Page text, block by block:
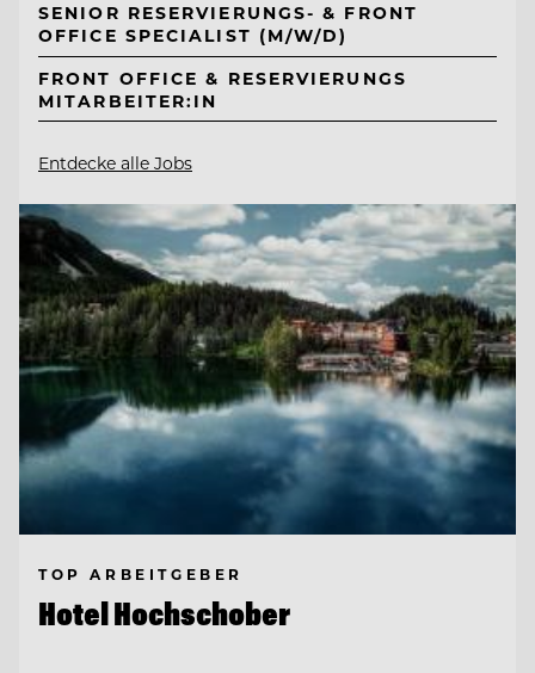
SENIOR RESERVIERUNGS- & FRONT
OFFICE SPECIALIST (M/W/D)
FRONT OFFICE & RESERVIERUNGS
MITARBEITER:IN
Entdecke alle Jobs
TOP ARBEITGEBER
Hotel Hochschober